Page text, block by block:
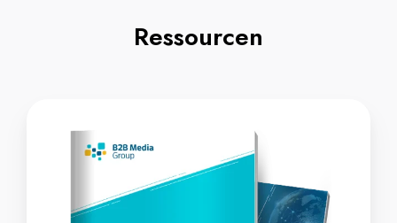
Ressourcen
Marketing